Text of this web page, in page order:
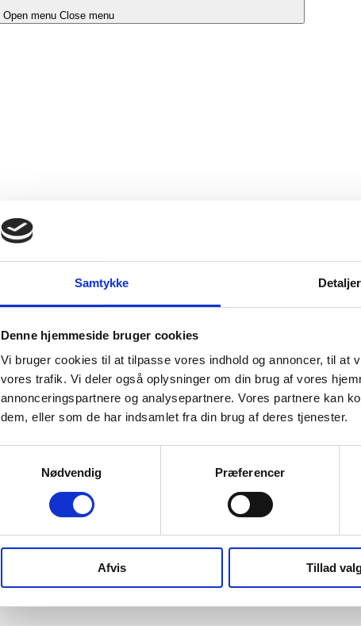
Samtykke Detaljer
Denne hjemmeside bruger cookies
Vi bruger cookies til at tilpasse vores indhold og annoncer, til at
vores trafik. Vi deler også oplysninger om din brug af vores
annonceringspartnere og analysepartnere. Vores partnere kan
dem, eller som de har indsamlet fra din brug af deres tjenester.
Nødvendig
Præferencer
Afvis Tillad
Open menu Close menu